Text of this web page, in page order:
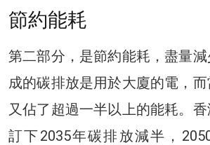
節約能耗
第二部分，是節約能耗，盡量
成的碳排放是用於大廈的電，
又佔了超過一半以上的能耗。
訂下2035年碳排放減半，